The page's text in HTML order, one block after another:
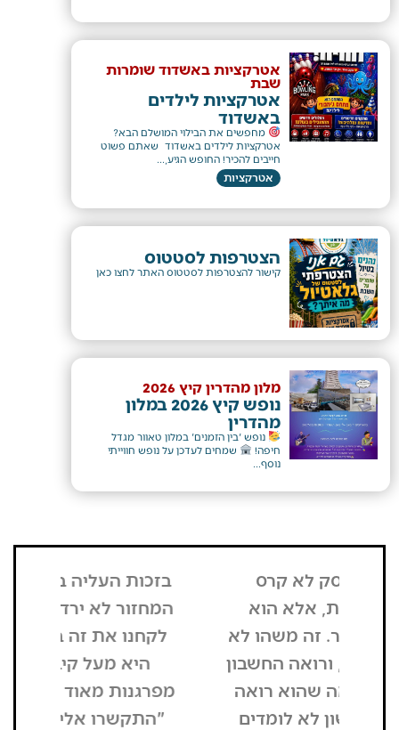
אטרקציות באשדוד שומרות
שבת
אטרקציות לילדים
באשדוד
מחפשים את הבילוי המושלם הבא?
אטרקציות לילדים באשדוד שאתם פשוט
חייבים להכיר! ​החופש הגיע,...
אטרקציות
הצטרפות לסטטוס
קישור להצטרפות לסטטוס האתר לחצו כאן
מלון מהדרין קיץ 2026
נופש קיץ 2026 במלון
מהדרין
נופש 'בין הזמנים' במלון טאוור מגדל
חיפה!
​שמחים לעדכן על נופש חווייתי
נוסף...
בזכות העליה באמצע השבוע,
המחזור לא ירד, אבל גם אם כן
לקחנו את זה בחשבון - שבת
היא מעל קיבלנו תגובות
מפרגנות מאוד מהרבה אנשים.
"התקשרו אלי מאות אנשים
"הדבר
בשבת,
מפסיק
שהפארק